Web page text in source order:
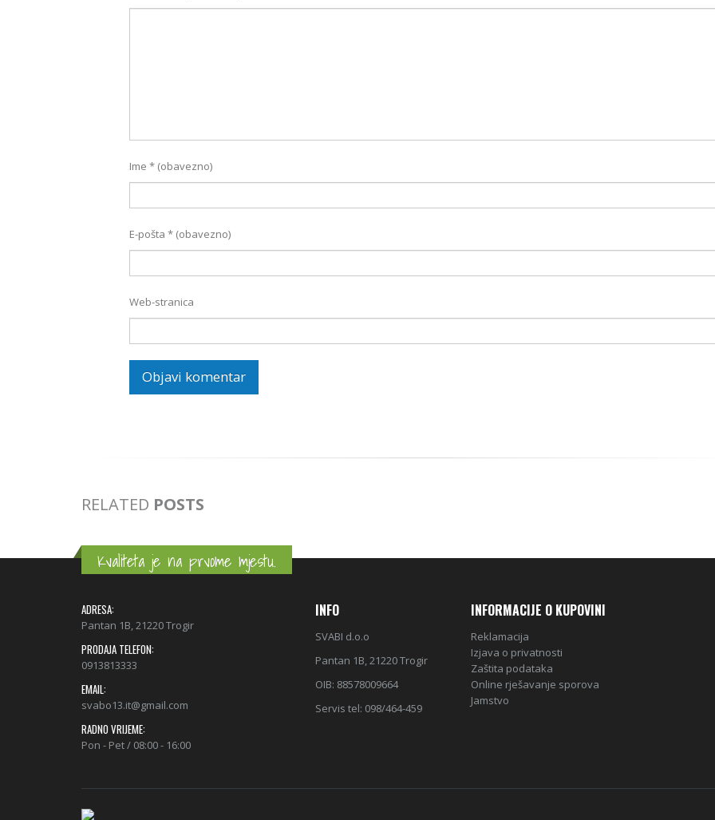
Ime * (obavezno)
E-pošta * (obavezno)
Web-stranica
RELATED POSTS
Kvaliteta je na prvome mjestu.
ADRESA:
Pantan 1B, 21220 Trogir
PRODAJA TELEFON:
0913813333
EMAIL:
svabo13.it@gmail.com
RADNO VRIJEME:
Pon - Pet / 08:00 - 16:00
INFO
SVABI d.o.o
Pantan 1B, 21220 Trogir
OIB: 88578009664
Servis tel: 098/464-459
INFORMACIJE O KUPOVINI
Reklamacija
Izjava o privatnosti
Zaštita podataka
Online rješavanje sporova
Jamstvo